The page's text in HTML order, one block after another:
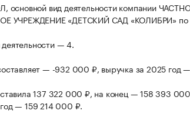
основной вид деятельности компании
УЧРЕЖДЕНИЕ «ДЕТСКИЙ САД «КОЛИБРИ»
— 4.
— -932 000 ₽, выручка за 2025 год
137 322 000 ₽, на конец — 158 393
— 159 214 000 ₽.